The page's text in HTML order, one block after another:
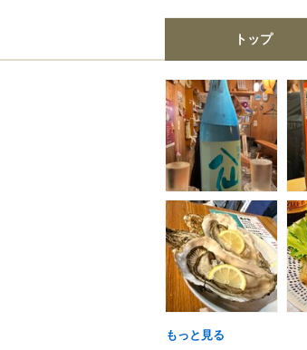
トップ
もっと見る